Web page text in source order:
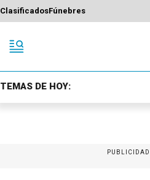
ClasificadosFúnebres
TEMAS DE HOY:
PUBLICIDAD